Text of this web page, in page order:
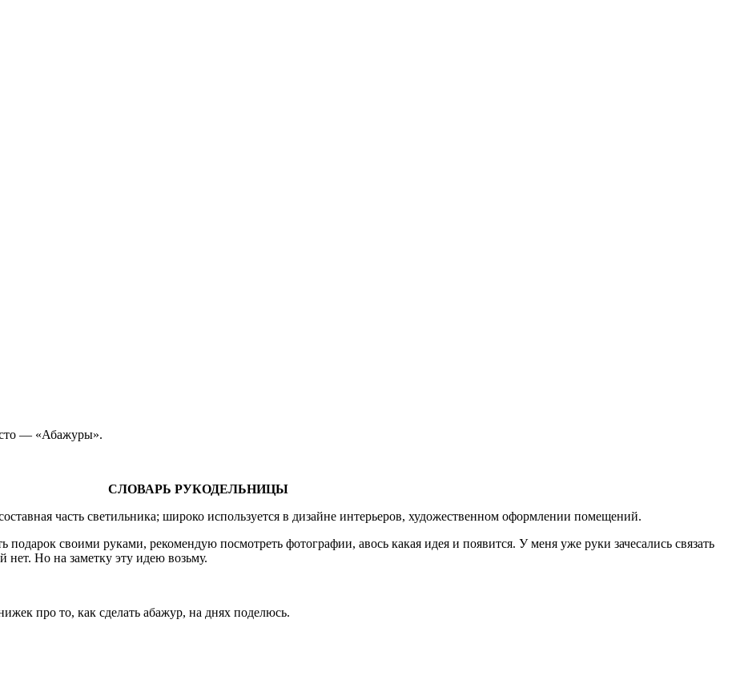
— «Абажуры».
СЛОВАРЬ РУКОДЕЛЬНИЦЫ
часть светильника; широко используется в дизайне интерьеров, художественном оформлении помещений.
своими руками, рекомендую посмотреть фотографии, авось какая идея и появится. У меня уже руки зачесались связать
Но на заметку эту идею возьму.
про то, как сделать абажур, на днях поделюсь.